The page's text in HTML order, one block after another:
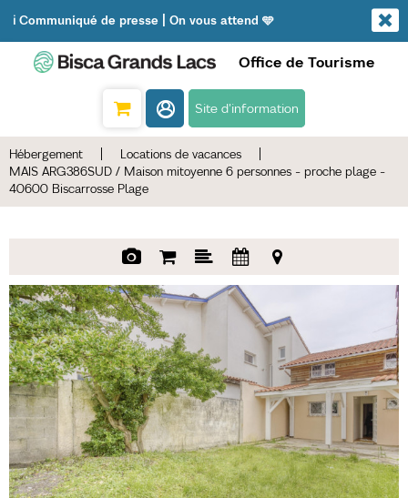
ℹ️ Communiqué de presse | On vous attend 🩵
Office de Tourisme
Site d'information
Hébergement Locations de vacances
MAIS ARG386SUD / Maison mitoyenne 6 personnes - proche plage -
40600 Biscarrosse Plage